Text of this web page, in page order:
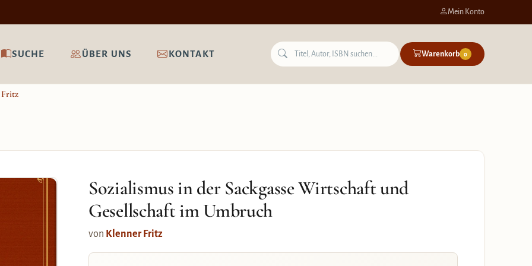
Mein Konto
SUCHE ÜBER UNS KONTAKT Warenkorb 0
Sozialismus in der Sackgasse Wirtschaft und
Gesellschaft im Umbruch
von Klenner Fritz